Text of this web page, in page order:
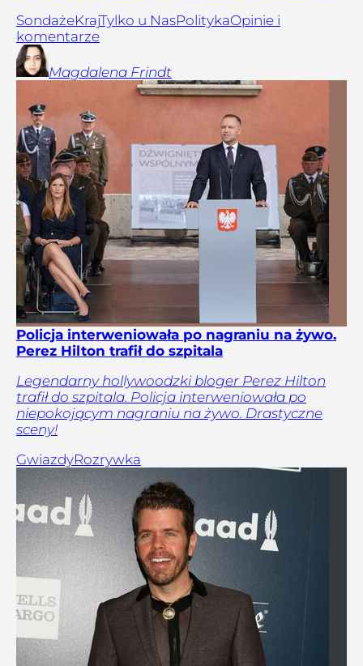
SondażeKrajTylko u NasPolitykaOpinie i
komentarze
Magdalena Frindt
Policja interweniowała po nagraniu na żywo.
Perez Hilton trafił do szpitala
Legendarny hollywoodzki bloger Perez Hilton
trafił do szpitala. Policja interweniowała po
niepokojącym nagraniu na żywo. Drastyczne
sceny!
GwiazdyRozrywka